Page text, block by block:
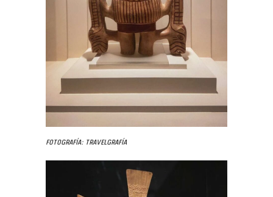
Fotografía: Travelgrafía